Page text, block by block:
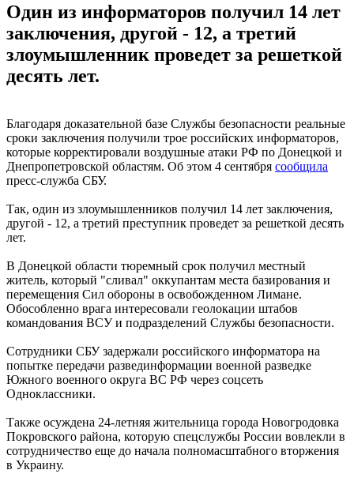
Один из информаторов получил 14 лет
заключения, другой - 12, а третий
злоумышленник проведет за решеткой
десять лет.
Благодаря доказательной базе Службы безопасности реальные
сроки заключения получили трое российских информаторов,
которые корректировали воздушные атаки РФ по Донецкой и
Днепропетровской областям. Об этом 4 сентября сообщила
пресс-служба СБУ.
Так, один из злоумышленников получил 14 лет заключения,
другой - 12, а третий преступник проведет за решеткой десять
лет.
В Донецкой области тюремный срок получил местный
житель, который "сливал" оккупантам места базирования и
перемещения Сил обороны в освобожденном Лимане.
Обособленно врага интересовали геолокации штабов
командования ВСУ и подразделений Службы безопасности.
Сотрудники СБУ задержали российского информатора на
попытке передачи развединформации военной разведке
Южного военного округа ВС РФ через соцсеть
Одноклассники.
Также осуждена 24-летняя жительница города Новогродовка
Покровского района, которую спецслужбы России вовлекли в
сотрудничество еще до начала полномасштабного вторжения
в Украину.